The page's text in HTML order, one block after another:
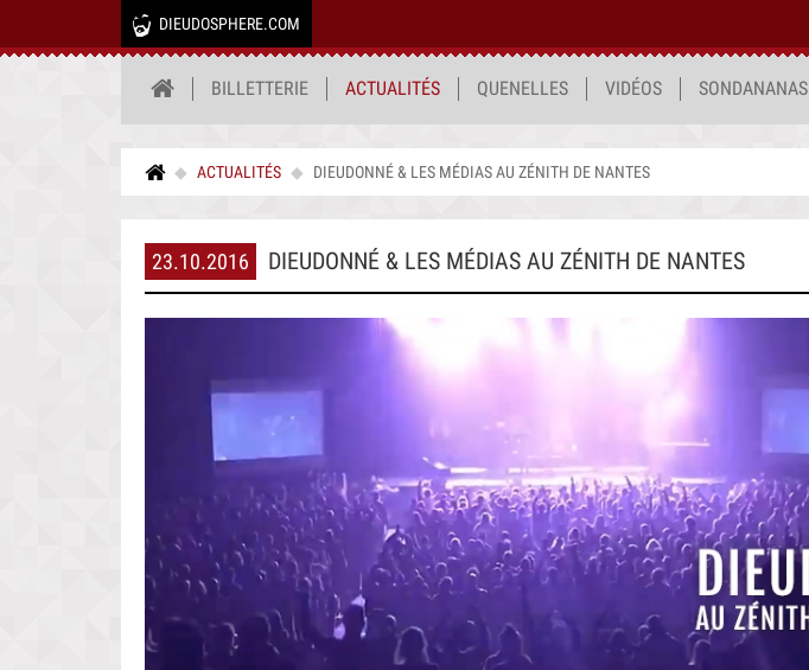
DIEUDOSPHERE.COM
BILLETTERIE ACTUALITÉS QUENELLES VIDÉOS SONDANANAS
ACTUALITÉS DIEUDONNÉ & LES MÉDIAS AU ZÉNITH DE NANTES
23.10.2016 DIEUDONNÉ & LES MÉDIAS AU ZÉNITH DE NANTES